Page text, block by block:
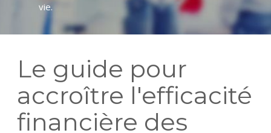
vie.
Le guide pour
accroître l'efficacité
financière des